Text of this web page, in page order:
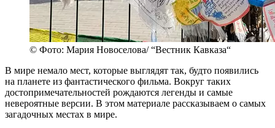
© Фото: Мария Новоселова/ “Вестник Кавказа“
В мире немало мест, которые выглядят так, будто появились
на планете из фантастического фильма. Вокруг таких
достопримечательностей рождаются легенды и самые
невероятные версии. В этом материале рассказываем о самых
загадочных местах в мире.